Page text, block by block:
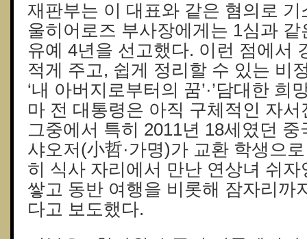
재판부는 이 대표와 같은 혐의로
울히어로즈 부사장에게는 1심과
유예 4년을 선고했다. 이런 점에서
적게 주고, 쉽게 정리할 수 있는 비
‘내 아버지로부터의 꿈’·’담대한 희
마 전 대통령은 아직 구체적인 자
그중에서 특히 2011년 18세였던
샤오저(小哲·가명)가 교환 학생으
히 식사 자리에서 만난 연상녀 쉬
쌓고 동반 여행을 비롯해 잠자리까
다고 보도했다.